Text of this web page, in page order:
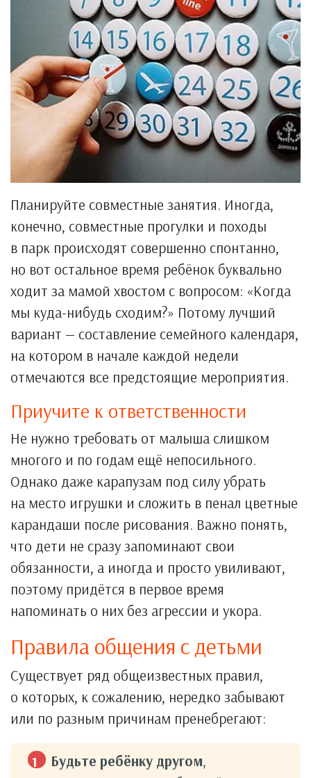
Планируйте совместные занятия. Иногда,
конечно, совместные прогулки и походы
в парк происходят совершенно спонтанно,
но вот остальное время ребёнок буквально
ходит за мамой хвостом с вопросом: «Когда
мы куда-нибудь сходим?» Потому лучший
вариант — составление семейного календаря,
на котором в начале каждой недели
отмечаются все предстоящие мероприятия.
Приучите к ответственности
Не нужно требовать от малыша слишком
многого и по годам ещё непосильного.
Однако даже карапузам под силу убрать
на место игрушки и сложить в пенал цветные
карандаши после рисования. Важно понять,
что дети не сразу запоминают свои
обязанности, а иногда и просто увиливают,
поэтому придётся в первое время
напоминать о них без агрессии и укора.
Правила общения с детьми
Существует ряд общеизвестных правил,
о которых, к сожалению, нередко забывают
или по разным причинам пренебрегают:
Будьте ребёнку другом,